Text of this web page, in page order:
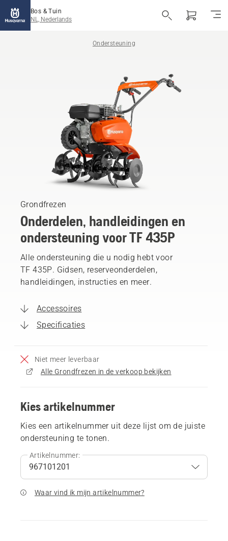
Bos & Tuin
NL, Nederlands
Ondersteuning
Grondfrezen
Onderdelen, handleidingen en
ondersteuning voor TF 435P
Alle ondersteuning die u nodig hebt voor
TF 435P. Gidsen, reserveonderdelen,
handleidingen, instructies en meer.
Accessoires
Specificaties
Niet meer leverbaar
Alle Grondfrezen in de verkoop bekijken
Kies artikelnummer
Kies een artikelnummer uit deze lijst om de juiste
ondersteuning te tonen.
Artikelnummer:
Waar vind ik mijn artikelnummer?